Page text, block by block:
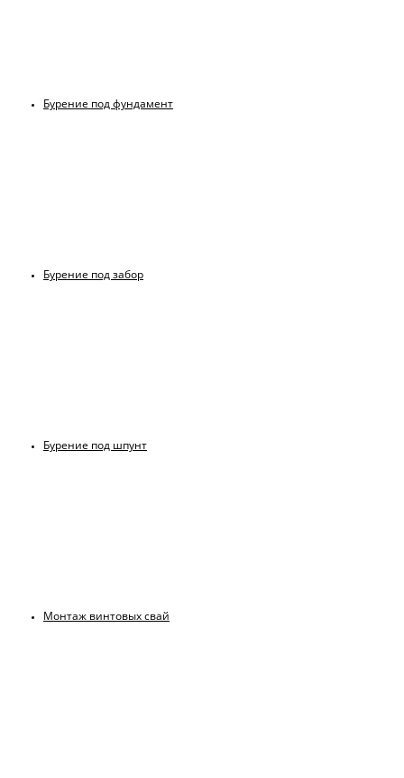
Бурение под фундамент
Бурение под забор
Бурение под шпунт
Монтаж винтовых свай